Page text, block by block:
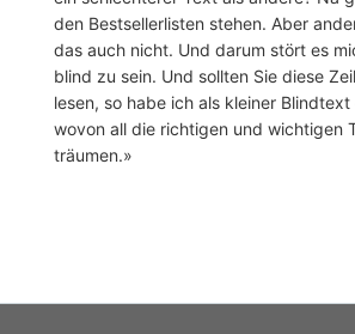
den Bestsellerlisten stehen. Aber
das auch nicht. Und darum stört es
blind zu sein. Und sollten Sie diese
lesen, so habe ich als kleiner
wovon all die richtigen und wichtigen
träumen.»